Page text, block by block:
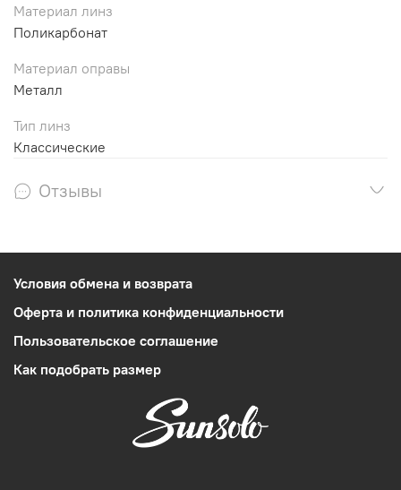
Материал линз
Поликарбонат
Материал оправы
Металл
Тип линз
Классические
Отзывы
Условия обмена и возврата
Оферта и политика конфиденциальности
Пользовательское соглашение
Как подобрать размер